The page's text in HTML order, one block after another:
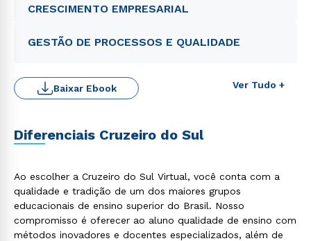
CRESCIMENTO EMPRESARIAL
GESTÃO DE PROCESSOS E QUALIDADE
Ver Tudo +
Baixar Ebook
Diferenciais Cruzeiro do Sul
Ao escolher a Cruzeiro do Sul Virtual, você conta com a
qualidade e tradição de um dos maiores grupos
educacionais de ensino superior do Brasil. Nosso
compromisso é oferecer ao aluno qualidade de ensino com
métodos inovadores e docentes especializados, além de
ou